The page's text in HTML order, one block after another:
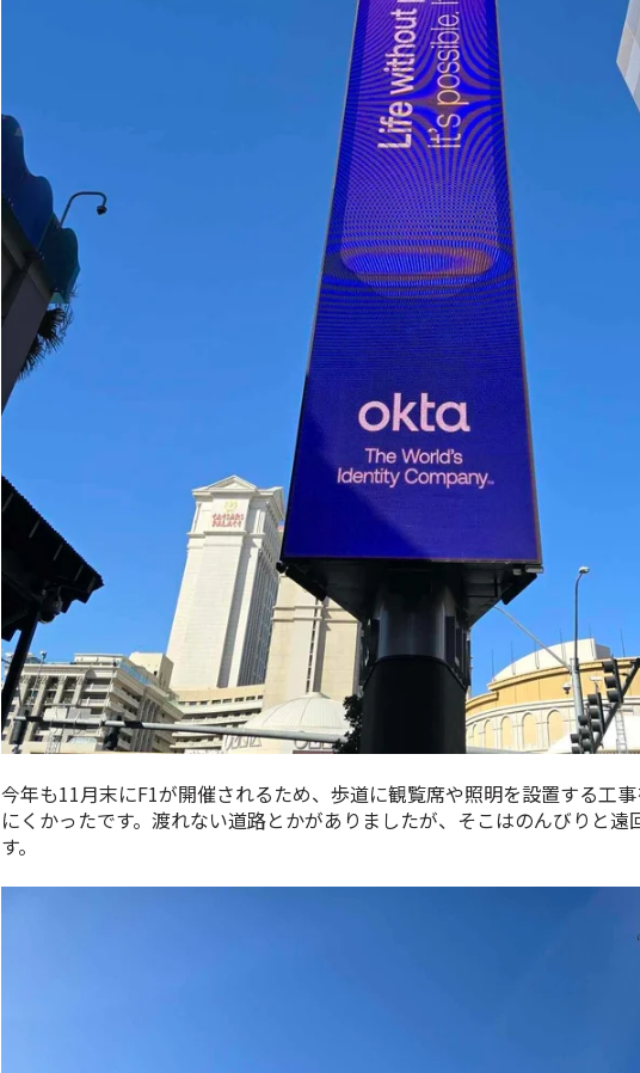
今年も11月末にF1が開催されるため、歩道に観覧席や照明を設置する工
にくかったです。渡れない道路とかがありましたが、そこはのんびりと遠
す。